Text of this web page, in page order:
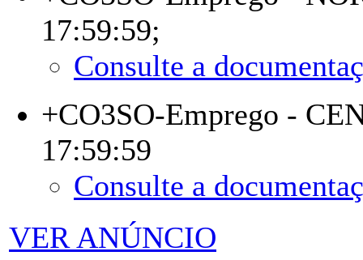
17:59:59;
Consulte a
+CO3SO-Emprego -
17:59:59
Consulte a
VER ANÚNCIO